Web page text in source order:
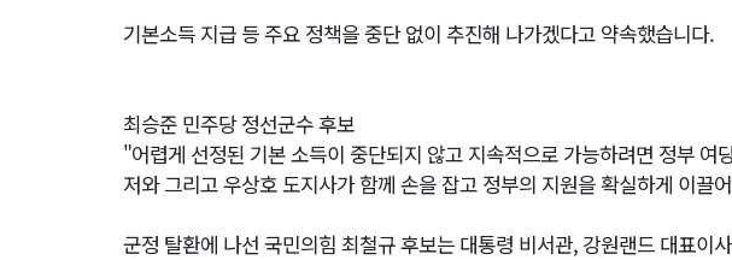
기본소득 지급 등 주요 정책을 중단 없이 추진해 나가겠다고 약속했습니다.
최승준 민주당 정선군수 후보
"어렵게 선정된 기본 소득이 중단되지 않고 지속적으로 가능하려면 정부 여
저와 그리고 우상호 도지사가 함께 손을 잡고 정부의 지원을 확실하게 이끌
군정 탈환에 나선 국민의힘 최철규 후보는 대통령 비서관, 강원랜드 대표이